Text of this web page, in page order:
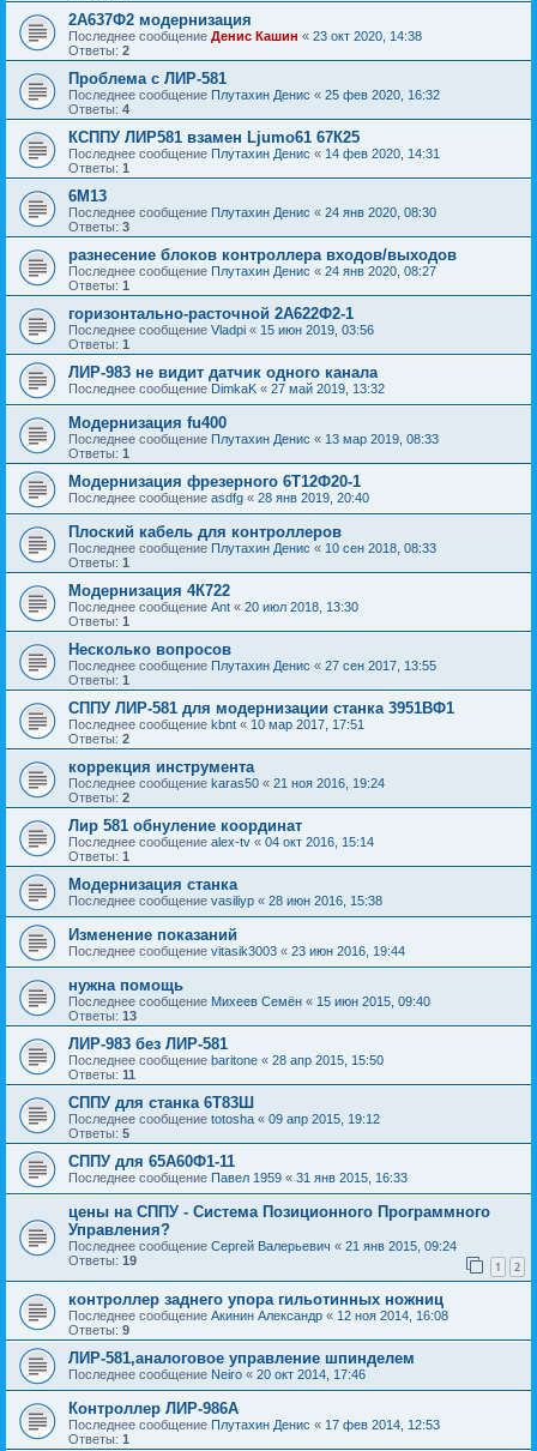
2А637Ф2 модернизация
Последнее сообщение Денис Кашин « 23 окт 2020, 14:38
Ответы: 2
Проблема с ЛИР-581
Последнее сообщение Плутахин Денис « 25 фев 2020, 16:32
Ответы: 4
КСППУ ЛИР581 взамен Ljumo61 67К25
Последнее сообщение Плутахин Денис « 14 фев 2020, 14:31
Ответы: 1
6M13
Последнее сообщение Плутахин Денис « 24 янв 2020, 08:30
Ответы: 3
разнесение блоков контроллера входов/выходов
Последнее сообщение Плутахин Денис « 24 янв 2020, 08:27
Ответы: 1
горизонтально-расточной 2А622Ф2-1
Последнее сообщение Vladpi « 15 июн 2019, 03:56
Ответы: 1
ЛИР-983 не видит датчик одного канала
Последнее сообщение DimkaK « 27 май 2019, 13:32
Модернизация fu400
Последнее сообщение Плутахин Денис « 13 мар 2019, 08:33
Ответы: 1
Модернизация фрезерного 6Т12Ф20-1
Последнее сообщение asdfg « 28 янв 2019, 20:40
Плоский кабель для контроллеров
Последнее сообщение Плутахин Денис « 10 сен 2018, 08:33
Ответы: 1
Модернизация 4К722
Последнее сообщение Ant « 20 июл 2018, 13:30
Ответы: 1
Несколько вопросов
Последнее сообщение Плутахин Денис « 27 сен 2017, 13:55
Ответы: 1
СППУ ЛИР-581 для модернизации станка 3951ВФ1
Последнее сообщение kbnt « 10 мар 2017, 17:51
Ответы: 2
коррекция инструмента
Последнее сообщение karas50 « 21 ноя 2016, 19:24
Ответы: 2
Лир 581 обнуление координат
Последнее сообщение alex-tv « 04 окт 2016, 15:14
Ответы: 1
Модернизация станка
Последнее сообщение vasiliyp « 28 июн 2016, 15:38
Изменение показаний
Последнее сообщение vitasik3003 « 23 июн 2016, 19:44
нужна помощь
Последнее сообщение Михеев Семён « 15 июн 2015, 09:40
Ответы: 13
ЛИР-983 без ЛИР-581
Последнее сообщение baritone « 28 апр 2015, 15:50
Ответы: 11
СППУ для станка 6Т83Ш
Последнее сообщение totosha « 09 апр 2015, 19:12
Ответы: 5
СППУ для 65А60Ф1-11
Последнее сообщение Павел 1959 « 31 янв 2015, 16:33
цены на СППУ - Система Позиционного Программного
Управления?
Последнее сообщение Сергей Валерьевич « 21 янв 2015, 09:24
Ответы: 19 1 2
контроллер заднего упора гильотинных ножниц
Последнее сообщение Акинин Александр « 12 ноя 2014, 16:08
Ответы: 9
ЛИР-581,аналоговое управление шпинделем
Последнее сообщение Neiro « 20 окт 2014, 17:46
Контроллер ЛИР-986А
Последнее сообщение Плутахин Денис « 17 фев 2014, 12:53
Ответы: 1